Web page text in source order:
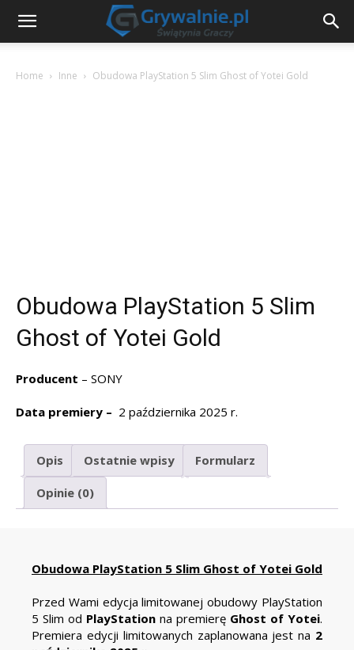
Home Inne Obudowa PlayStation 5 Slim Ghost of Yotei Gold
Obudowa PlayStation 5 Slim
Ghost of Yotei Gold
Producent – SONY
Data premiery – 2 października 2025 r.
Opis Ostatnie wpisy Formularz
Opinie (0)
Obudowa PlayStation 5 Slim Ghost of Yotei Gold
Przed Wami edycja limitowanej obudowy PlayStation
5 Slim od PlayStation na premierę Ghost of Yotei.
Premiera edycji limitowanych zaplanowana jest na 2